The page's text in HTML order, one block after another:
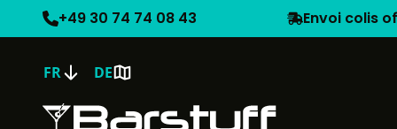
+49 30 74 74 08 43 Envoi colis
FR DE